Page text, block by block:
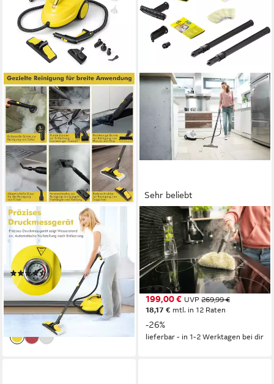
COSTWAY
Dampfreiniger mit 1,8 L Tank,
13 Zubehörteile, bis 108m²,
2000,00 W
(50)
116,99 € UVP
175,99 €
10,68 €mtl. in 12 Raten
-34%
lieferbar - in 2-3 Werktagen bei dir
Sehr beliebt
KÄRCHER
Dampfreiniger SC 4
EASYFIX, 2000 W,
Dampfdruck: 3,5 bar,
Aufheizzeit: 4 min.
(78)
199,00 € UVP 269,99 €
18,17 € mtl. in 12 Raten
-26%
lieferbar - in 1-2 Werktagen bei dir